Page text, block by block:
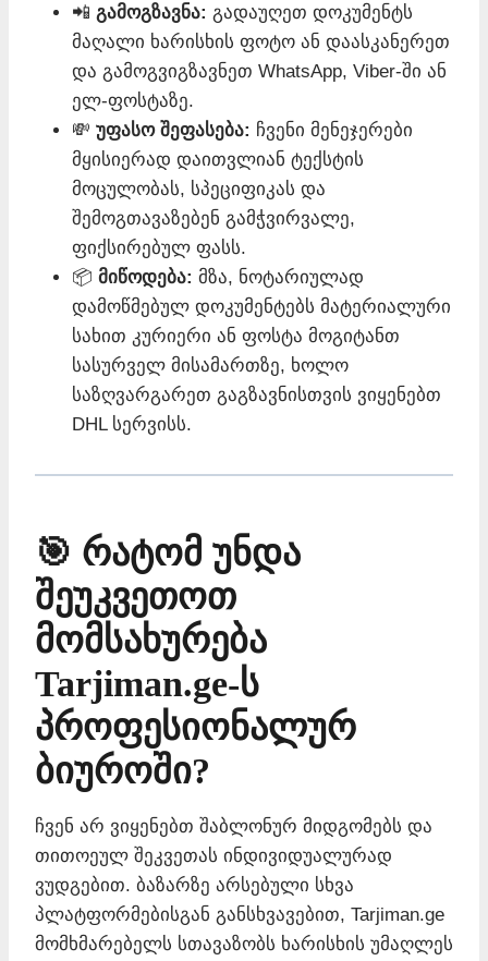
📲 გამოგზავნა: გადაუღეთ დოკუმენტს
მაღალი ხარისხის ფოტო ან დაასკანერეთ
და გამოგვიგზავნეთ WhatsApp, Viber-ში ან
ელ-ფოსტაზე.
💸 უფასო შეფასება: ჩვენი მენეჯერები
მყისიერად დაითვლიან ტექსტის
მოცულობას, სპეციფიკას და
შემოგთავაზებენ გამჭვირვალე,
ფიქსირებულ ფასს.
📦 მიწოდება: მზა, ნოტარიულად
დამოწმებულ დოკუმენტებს მატერიალური
სახით კურიერი ან ფოსტა მოგიტანთ
სასურველ მისამართზე, ხოლო
საზღვარგარეთ გაგზავნისთვის ვიყენებთ
DHL სერვისს.
🎯 რატომ უნდა
შეუკვეთოთ
მომსახურება
Tarjiman.ge-ს
პროფესიონალურ
ბიუროში?
ჩვენ არ ვიყენებთ შაბლონურ მიდგომებს და
თითოეულ შეკვეთას ინდივიდუალურად
ვუდგებით. ბაზარზე არსებული სხვა
პლატფორმებისგან განსხვავებით, Tarjiman.ge
მომხმარებელს სთავაზობს ხარისხის უმაღლეს